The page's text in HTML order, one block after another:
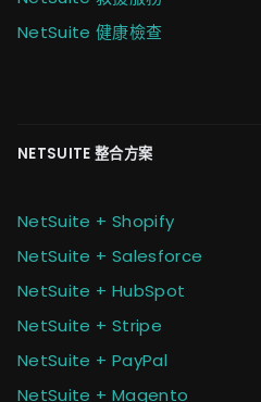
NetSuite 健康檢查
NETSUITE 整合方案
NetSuite + Shopify
NetSuite + Salesforce
NetSuite + HubSpot
NetSuite + Stripe
NetSuite + PayPal
NetSuite + Magento